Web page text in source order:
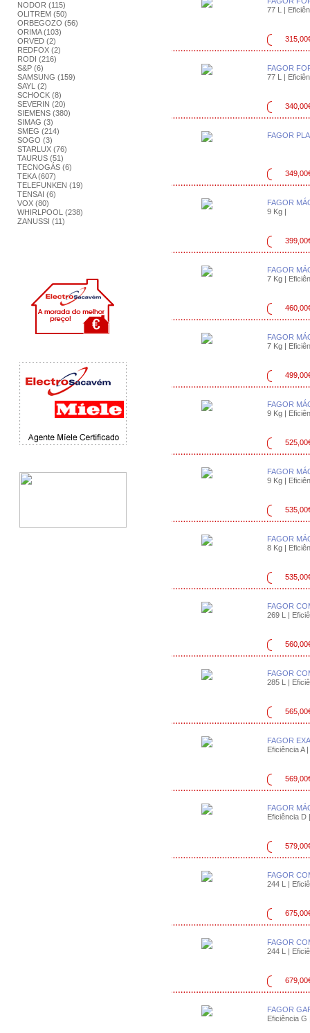
NODOR (115)
OLITREM (50)
ORBEGOZO (56)
ORIMA (103)
ORVED (2)
REDFOX (2)
RODI (216)
S&P (6)
SAMSUNG (159)
SAYL (2)
SCHOCK (8)
SEVERIN (20)
SIEMENS (380)
SIMAG (3)
SMEG (214)
SOGO (3)
STARLUX (76)
TAURUS (51)
TECNOGÁS (6)
TEKA (607)
TELEFUNKEN (19)
TENSAI (6)
VOX (80)
WHIRLPOOL (238)
ZANUSSI (11)
77 L |
FAGOR
77 L |
FAGOR
FAGOR
9 Kg |
FAGOR
7 Kg |
FAGOR
7 Kg |
FAGOR
9 Kg |
FAGOR
9 Kg |
FAGOR
8 Kg |
FAGOR
269 L |
FAGOR
285 L |
FAGOR
Eficiência A |
FAGOR
Eficiência D |
FAGOR
244 L |
FAGOR
244 L |
FAGOR
Eficiência G